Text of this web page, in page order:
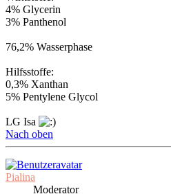
4% Glycerin
3% Panthenol
76,2% Wasserphase
Hilfsstoffe:
0,3% Xanthan
5% Pentylene Glycol
LG Isa
Nach oben
Pialina
Moderator